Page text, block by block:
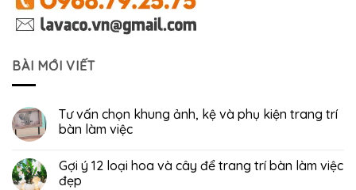
BÀI MỚI VIẾT
Tư vấn chọn khung ảnh, kệ và phụ kiện trang trí
bàn làm việc
Gợi ý 12 loại hoa và cây để trang trí bàn làm việc
đẹp